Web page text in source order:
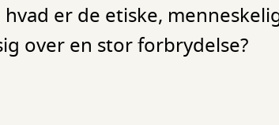
er de etiske,
over en stor forbrydelse?